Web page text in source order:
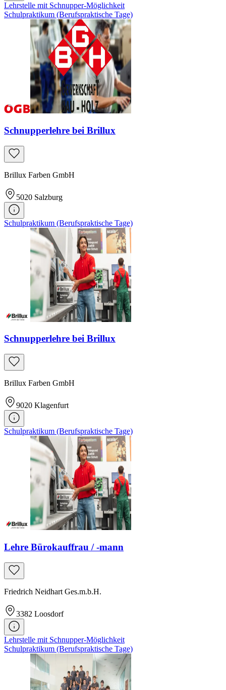
Lehrstelle mit Schnupper-Möglichkeit
Schulpraktikum (Berufspraktische Tage)
Schnupperlehre bei Brillux
Brillux Farben GmbH
5020 Salzburg
Schulpraktikum (Berufspraktische Tage)
Schnupperlehre bei Brillux
Brillux Farben GmbH
9020 Klagenfurt
Schulpraktikum (Berufspraktische Tage)
Lehre Bürokauffrau / -mann
Friedrich Neidhart Ges.m.b.H.
3382 Loosdorf
Lehrstelle mit Schnupper-Möglichkeit
Schulpraktikum (Berufspraktische Tage)